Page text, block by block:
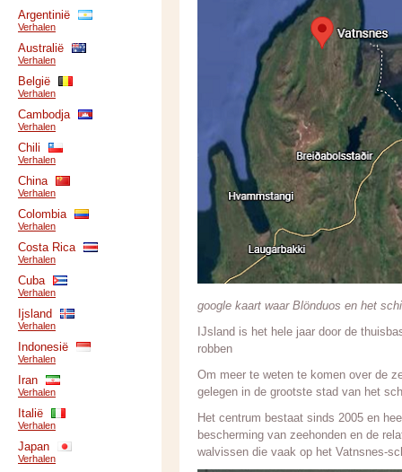
google kaart waar Blönduos en het
IJsland is het hele jaar door de
robben
Om meer te weten te komen over de
gelegen in de grootste stad van het
Het centrum bestaat sinds 2005 en
bescherming van zeehonden en de
walvissen die vaak op het Vatnsnes-
Argentinië
Verhalen
Australië
Verhalen
België
Verhalen
Cambodja
Verhalen
Chili
Verhalen
China
Verhalen
Colombia
Verhalen
Costa Rica
Verhalen
Cuba
Verhalen
Ijsland
Verhalen
Indonesië
Verhalen
Iran
Verhalen
Italië
Verhalen
Japan
Verhalen